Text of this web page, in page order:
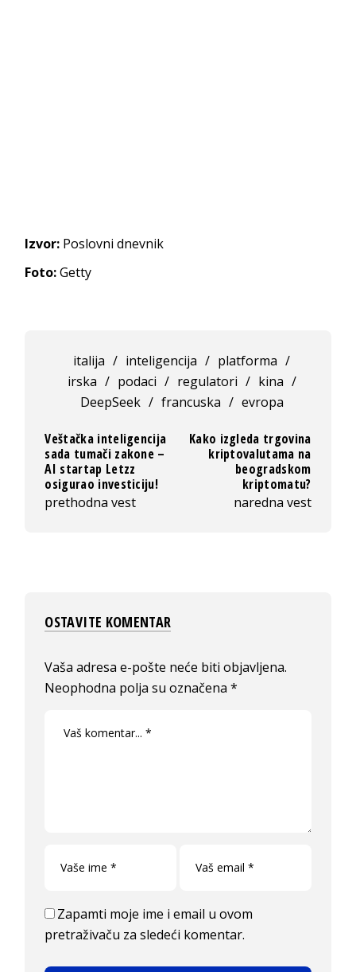
Izvor: Poslovni dnevnik
Foto:Getty
italija / inteligencija / platforma /
irska / podaci / regulatori / kina /
DeepSeek / francuska / evropa
Veštačka inteligencija
sada tumači zakone –
AI startap Letzz
osigurao investiciju!
prethodna vest
Kako izgleda trgovina
kriptovalutama na
beogradskom
kriptomatu?
naredna vest
OSTAVITE KOMENTAR
Vaša adresa e-pošte neće biti objavljena.
Neophodna polja su označena*
Zapamti moje ime i email u ovom
pretraživaču za sledeći komentar.